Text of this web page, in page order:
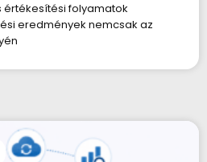
értékesítési folyamatok
eredmények nemcsak az